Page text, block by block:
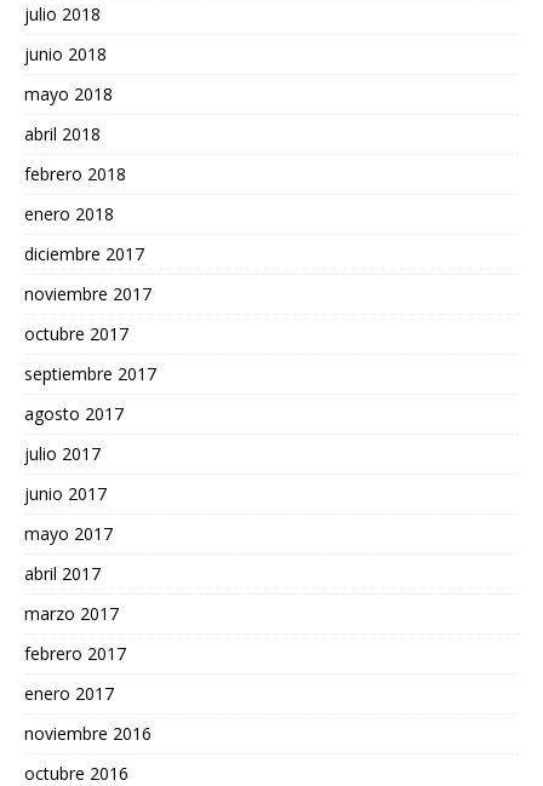
julio 2018
junio 2018
mayo 2018
abril 2018
febrero 2018
enero 2018
diciembre 2017
noviembre 2017
octubre 2017
septiembre 2017
agosto 2017
julio 2017
junio 2017
mayo 2017
abril 2017
marzo 2017
febrero 2017
enero 2017
noviembre 2016
octubre 2016